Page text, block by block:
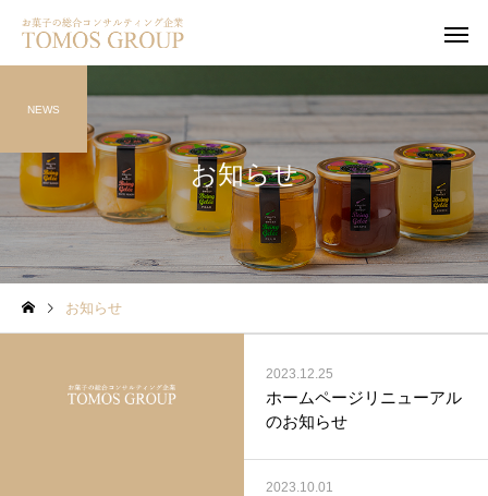
焼菓子
お知らせ
NEWS
お知らせ
2023.12.25
ホームページリニューアル
のお知らせ
2023.10.01